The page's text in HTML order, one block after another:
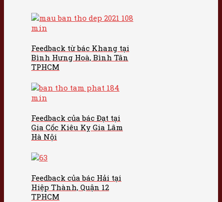
Feedback từ bác Khang tại
Bình Hưng Hoà, Bình Tân
TPHCM
Feedback của bác Đạt tại
Gia Cốc Kiêu Kỵ Gia Lâm
Hà Nội
Feedback của bác Hải tại
Hiệp Thành, Quận 12
TPHCM